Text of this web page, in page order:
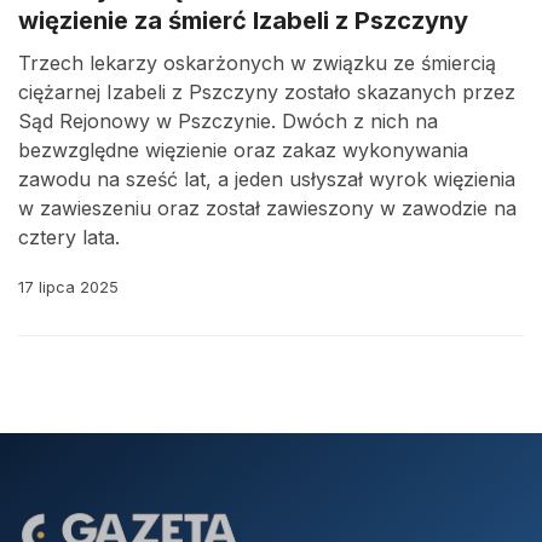
więzienie za śmierć Izabeli z Pszczyny
Trzech lekarzy oskarżonych w związku ze śmiercią
ciężarnej Izabeli z Pszczyny zostało skazanych przez
Sąd Rejonowy w Pszczynie. Dwóch z nich na
bezwzględne więzienie oraz zakaz wykonywania
zawodu na sześć lat, a jeden usłyszał wyrok więzienia
w zawieszeniu oraz został zawieszony w zawodzie na
cztery lata.
17 lipca 2025